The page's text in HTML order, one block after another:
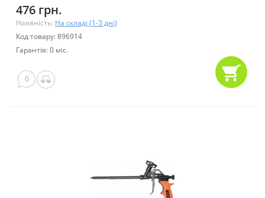
476 грн.
Наявність: На складі (1-3 дні)
Код товару: 896914
Гарантія: 0 міс.
0